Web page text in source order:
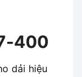
400
dải hiệu